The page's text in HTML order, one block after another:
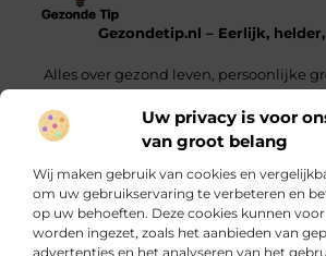
Uw privacy is voor
van groot belang
Wij maken gebruik van cookies en
om uw gebruikservaring te verbeteren en
op uw behoeften. Deze cookies kunnen
worden ingezet, zoals het aanbieden van
advertenties en het analyseren van het
Gezondetip.nl – Eerlijk,
Alles over gezond leven, persoonlijke
tips voor elke dag.
Onze informatie
Bericht categorie